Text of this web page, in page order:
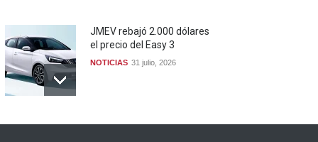
JMEV rebajó 2.000 dólares
el precio del Easy 3
NOTICIAS 31 julio, 2026